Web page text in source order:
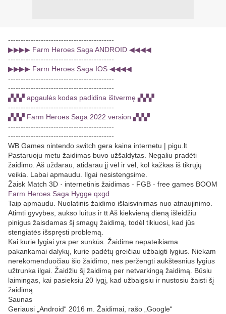
------------------------------------------
▶▶▶▶ Farm Heroes Saga ANDROID ◀◀◀◀
------------------------------------------
▶▶▶▶ Farm Heroes Saga IOS ◀◀◀◀
------------------------------------------
------------------------------------------
▞▞▞ apgaulės kodas padidina ištvermę ▞▞▞
------------------------------------------
▞▞▞ Farm Heroes Saga 2022 version ▞▞▞
------------------------------------------
------------------------------------------
WB Games nintendo switch gera kaina internetu | pigu.lt
Pastaruoju metu žaidimas buvo užšaldytas. Negaliu pradėti
žaidimo. Aš uždarau, atidarau jį vėl ir vėl, kol kažkas iš tikrųjų
veikia. Labai apmaudu. Ilgai nesistengsime.
Žaisk Match 3D · internetinis žaidimas - FGB - free games BOOM
Farm Heroes Saga Hygge qxgd
Taip apmaudu. Nuolatinis žaidimo išlaisvinimas nuo atnaujinimo.
Atimti gyvybes, aukso luitus ir tt Aš kiekvieną dieną išleidžiu
pinigus žaisdamas šį smagų žaidimą, todėl tikiuosi, kad jūs
stengiatės išspręsti problemą.
Kai kurie lygiai yra per sunkūs. Žaidime nepateikiama
pakankamai dalykų, kurie padėtų greičiau užbaigti lygius. Niekam
nerekomenduočiau šio žaidimo, nes peržengti aukštesnius lygius
užtrunka ilgai. Žaidžiu šį žaidimą per netvarkingą žaidimą. Būsiu
laimingas, kai pasieksiu 20 lygį, kad užbaigsiu ir nustosiu žaisti šį
žaidimą.
Saunas
Geriausi „Android“ 2016 m. Žaidimai, rašo „Google“